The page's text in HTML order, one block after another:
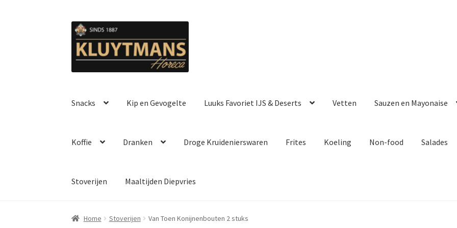
Ga
door
naar
Ga
naar
de
Snacks Kip en Gevogelte Luuks Favoriet IJS & Deserts Vetten Sauzen en Mayonaise
Koffie Dranken Droge Kruidenierswaren Frites Koeling Non-food Salades
Stoverijen Maaltijden Diepvries
Home Stoverijen Van Toen Konijnenbouten 2 stuks